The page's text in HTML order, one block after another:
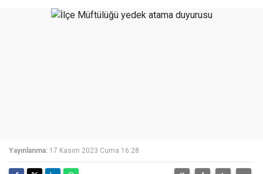
Yayınlanma: 17 Kasım 2023 Cuma 16:28